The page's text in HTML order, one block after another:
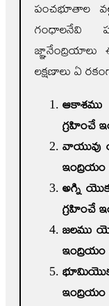
పంచభూతాల
గంధాలనేవి
జ్ఞానేంద్రియాలు
లక్షణాలు ఏ
ఆకాశము
గ్రహించే
వాయువు
ఇంద్రియం
అగ్ని
గ్రహించే
జలము
ఇంద్రియం
ఇంద్రియం